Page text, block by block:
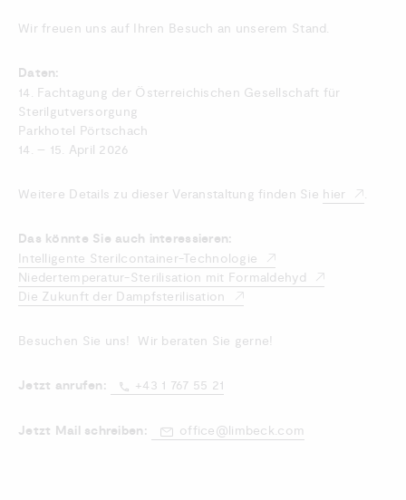
Wir freuen uns auf Ihren Besuch an unserem Stand.
Daten:
14. Fachtagung der Österreichischen Gesellschaft für
Sterilgutversorgung
Parkhotel Pörtschach
14. – 15. April 2026
Weitere Details zu dieser Veranstaltung finden Sie hier .
Das könnte Sie auch interessieren:
Intelligente Sterilcontainer-Technologie
Niedertemperatur-Sterilisation mit Formaldehyd
Die Zukunft der Dampfsterilisation
Besuchen Sie uns! Wir beraten Sie gerne!
Jetzt anrufen: +43 1 767 55 21
Jetzt Mail schreiben: office@limbeck.com